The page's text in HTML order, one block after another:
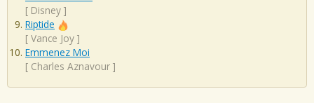
[ Disney ]
Riptide
[ Vance Joy ]
Emmenez Moi
[ Charles Aznavour ]